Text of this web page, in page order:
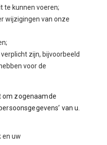
te kunnen voeren;
wijzigingen van onze
zijn, bijvoorbeeld
voor de
om zogenaamde
van u.
en uw